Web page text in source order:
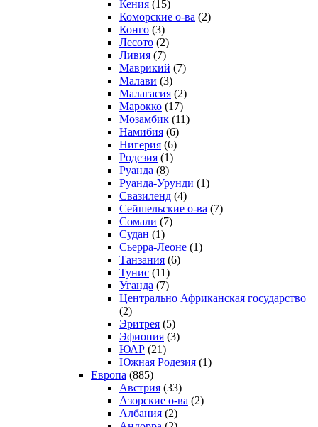
Кения (15)
Коморские о-ва (2)
Конго (3)
Лесото (2)
Ливия (7)
Маврикий (7)
Малави (3)
Малагасия (2)
Марокко (17)
Мозамбик (11)
Намибия (6)
Нигерия (6)
Родезия (1)
Руанда (8)
Руанда-Урунди (1)
Свазиленд (4)
Сейшельские о-ва (7)
Сомали (7)
Судан (1)
Сьерра-Леоне (1)
Танзания (6)
Тунис (11)
Уганда (7)
Центрально Африканская государство
(2)
Эритрея (5)
Эфиопия (3)
ЮАР (21)
Южная Родезия (1)
Европа (885)
Австрия (33)
Азорские о-ва (2)
Албания (2)